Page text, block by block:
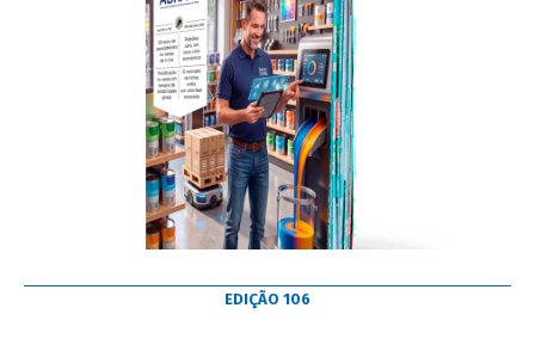
EDIÇÃO 106